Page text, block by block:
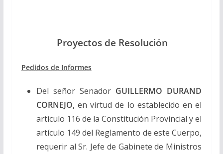
Proyectos de Resolución
Pedidos de Informes
Del señor Senador GUILLERMO DURAND
CORNEJO, en virtud de lo establecido en el
artículo 116 de la Constitución Provincial y el
artículo 149 del Reglamento de este Cuerpo,
requerir al Sr. Jefe de Gabinete de Ministros